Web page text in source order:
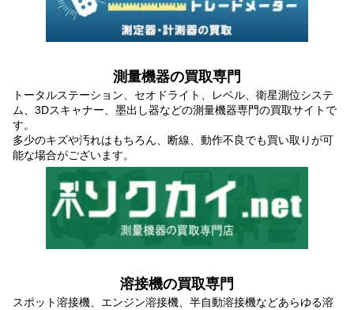
測量機器の買取専門
トータルステーション、セオドライト、レベル、衛星測位システ
ム、3Dスキャナー、墨出し器などの測量機器専門の買取サイトで
す。
多少のキズや汚れはもちろん、断線、動作不良でも買い取りが可
能な場合がございます。
溶接機の買取専門
スポット溶接機、エンジン溶接機、半自動溶接機などあらゆる溶